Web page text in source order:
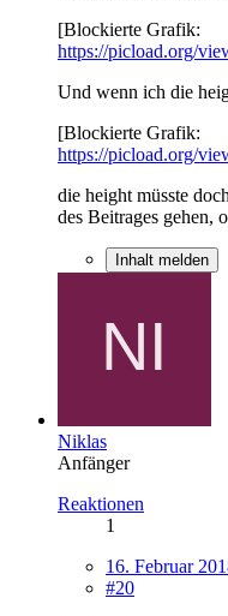
[Blockierte Grafik:
https://picload.org/
Und wenn ich die
[Blockierte Grafik:
https://picload.org/
die height müsste
des Beitrages gehen,
Inhalt melden
Niklas
Anfänger
Reaktionen
1
16. Februar
#20